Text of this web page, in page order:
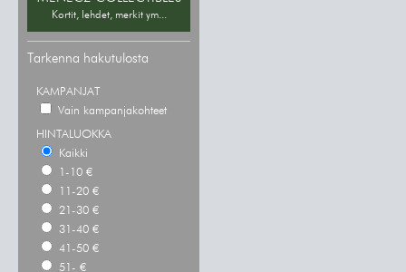
Kortit, lehdet, merkit ym...
Tarkenna hakutulosta
KAMPANJAT
Vain kampanjakohteet
HINTALUOKKA
Kaikki
1-10 €
11-20 €
21-30 €
31-40 €
41-50 €
51- €